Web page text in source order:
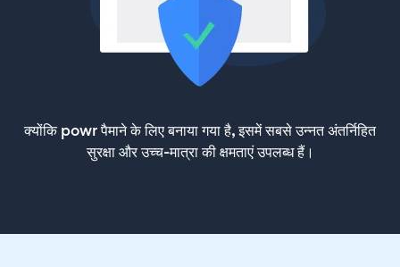
क्योंकि powr पैमाने के लिए बनाया गया है, इसमें सबसे उन्नत अंतर्निहित
सुरक्षा और उच्च-मात्रा की क्षमताएं उपलब्ध हैं।